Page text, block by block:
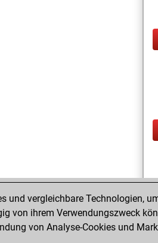
und vergleichbare Technologien,
von ihrem Verwendungszweck
von Analyse-Cookies und